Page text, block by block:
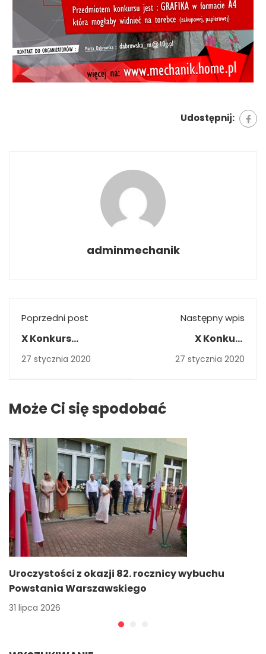
Udostępnij:
adminmechanik
Poprzedni post
X Konkurs
Matematyczno-
Artystyczny
27 stycznia 2020
Następny wpis
X Konkurs
Matematyczno-
Artystyczny
27 stycznia 2020
Może Ci się spodobać
Uroczystości z okazji 82. rocznicy wybuchu
Powstania Warszawskiego
31 lipca 2026